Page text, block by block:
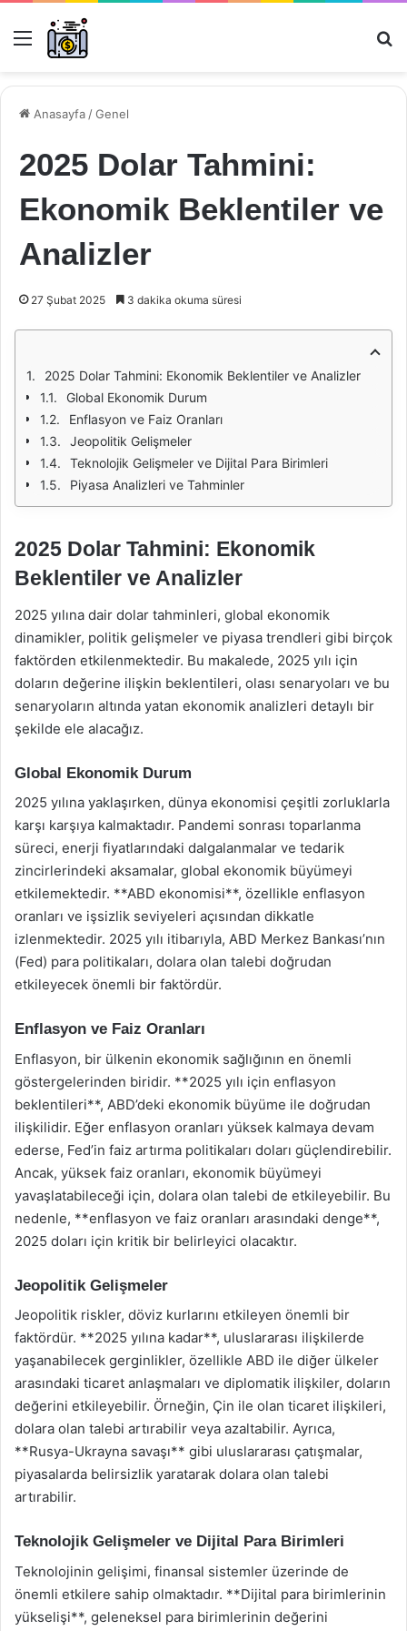
Menü
Anasayfa /Genel
2025 Dolar Tahmini:
Ekonomik Beklentiler ve
Analizler
27 Şubat 2025 3 dakika okuma süresi
2025 Dolar Tahmini: Ekonomik Beklentiler ve Analizler
Global Ekonomik Durum
Enflasyon ve Faiz Oranları
Jeopolitik Gelişmeler
Teknolojik Gelişmeler ve Dijital Para Birimleri
Piyasa Analizleri ve Tahminler
2025 Dolar Tahmini: Ekonomik
Beklentiler ve Analizler
2025 yılına dair dolar tahminleri, global ekonomik
dinamikler, politik gelişmeler ve piyasa trendleri gibi birçok
faktörden etkilenmektedir. Bu makalede, 2025 yılı için
doların değerine ilişkin beklentileri, olası senaryoları ve bu
senaryoların altında yatan ekonomik analizleri detaylı bir
şekilde ele alacağız.
Global Ekonomik Durum
2025 yılına yaklaşırken, dünya ekonomisi çeşitli zorluklarla
karşı karşıya kalmaktadır. Pandemi sonrası toparlanma
süreci, enerji fiyatlarındaki dalgalanmalar ve tedarik
zincirlerindeki aksamalar, global ekonomik büyümeyi
etkilemektedir. **ABD ekonomisi**, özellikle enflasyon
oranları ve işsizlik seviyeleri açısından dikkatle
izlenmektedir. 2025 yılı itibarıyla, ABD Merkez Bankası’nın
(Fed) para politikaları, dolara olan talebi doğrudan
etkileyecek önemli bir faktördür.
Enflasyon ve Faiz Oranları
Enflasyon, bir ülkenin ekonomik sağlığının en önemli
göstergelerinden biridir. **2025 yılı için enflasyon
beklentileri**, ABD’deki ekonomik büyüme ile doğrudan
ilişkilidir. Eğer enflasyon oranları yüksek kalmaya devam
ederse, Fed’in faiz artırma politikaları doları güçlendirebilir.
Ancak, yüksek faiz oranları, ekonomik büyümeyi
yavaşlatabileceği için, dolara olan talebi de etkileyebilir. Bu
nedenle, **enflasyon ve faiz oranları arasındaki denge**,
2025 doları için kritik bir belirleyici olacaktır.
Jeopolitik Gelişmeler
Jeopolitik riskler, döviz kurlarını etkileyen önemli bir
faktördür. **2025 yılına kadar**, uluslararası ilişkilerde
yaşanabilecek gerginlikler, özellikle ABD ile diğer ülkeler
arasındaki ticaret anlaşmaları ve diplomatik ilişkiler, doların
değerini etkileyebilir. Örneğin, Çin ile olan ticaret ilişkileri,
dolara olan talebi artırabilir veya azaltabilir. Ayrıca,
**Rusya-Ukrayna savaşı** gibi uluslararası çatışmalar,
piyasalarda belirsizlik yaratarak dolara olan talebi
artırabilir.
Teknolojik Gelişmeler ve Dijital Para Birimleri
Teknolojinin gelişimi, finansal sistemler üzerinde de
önemli etkilere sahip olmaktadır. **Dijital para birimlerinin
yükselişi**, geleneksel para birimlerinin değerini